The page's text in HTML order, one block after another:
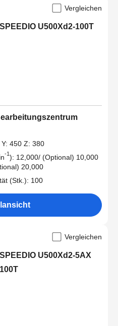
Vergleichen
SPEEDIO U500Xd2-100T
450 Z: 380
-1 ): 12,000/ (Optional) 10,000
20,000
(Stk.): 100
Vergleichen
SPEEDIO U500Xd2-5AX
100T